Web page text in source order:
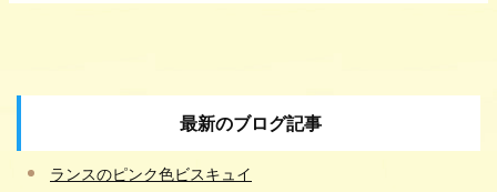
最新のブログ記事
ランスのピンク色ビスキュイ